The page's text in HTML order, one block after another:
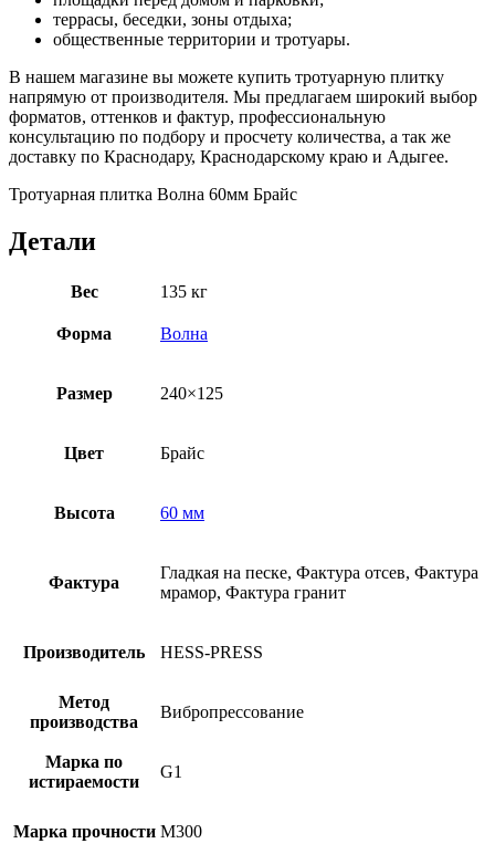
террасы, беседки, зоны отдыха;
общественные территории и тротуары.
В нашем магазине вы можете купить тротуарную плитку
напрямую от производителя. Мы предлагаем широкий выбор
форматов, оттенков и фактур, профессиональную
консультацию по подбору и просчету количества, а так же
доставку по Краснодару, Краснодарскому краю и Адыгее.
Тротуарная плитка Волна 60мм Брайс
Детали
Вес 135 кг
Форма Волна
Размер 240×125
Цвет Брайс
Высота 60 мм
Фактура
Гладкая на песке, Фактура отсев, Фактура
мрамор, Фактура гранит
Производитель HESS-PRESS
Метод
производства
Вибропрессование
Марка по
истираемости
G1
Марка прочности M300